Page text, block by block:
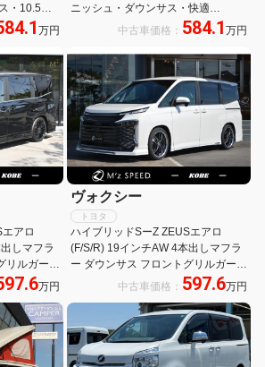
・10.5型
Plus・
TTM・ド
眼LED
万円
ニッシュ・ダウンサス・快適
p(HIGH)・LEDヘッドランプ・
10.5DAプラス・PVM・ETC2.0・
TV・CD・DVD・BSM・TTM
中古車価格： 584.1 万円
アロ
しマフラ
リルガーニ
ス 快適パ
万円
ヴォクシー
トヨタ
ハイブリッドSーZ ZEUSエアロ
(F/S/R) 19インチAW 4本出しマフラ
ー ダウンサス フロントグリルガーニ
ッシュ 10.5インチDAプラス 快適パ
パノラミックビュー
中古車価格： 597.6万円